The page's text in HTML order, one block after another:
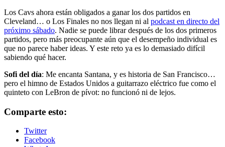
Los Cavs ahora están obligados a ganar los dos partidos en
Cleveland… o Los Finales no nos llegan ni al podcast en directo del
próximo sábado. Nadie se puede librar después de los dos primeros
partidos, pero más preocupante aún que el desempeño individual es
que no parece haber ideas. Y este reto ya es lo demasiado difícil
sabiendo qué hacer.
Sofi del día: Me encanta Santana, y es historia de San Francisco…
pero el himno de Estados Unidos a guitarrazo eléctrico fue como el
quinteto con LeBron de pívot: no funcionó ni de lejos.
Comparte esto:
Twitter
Facebook